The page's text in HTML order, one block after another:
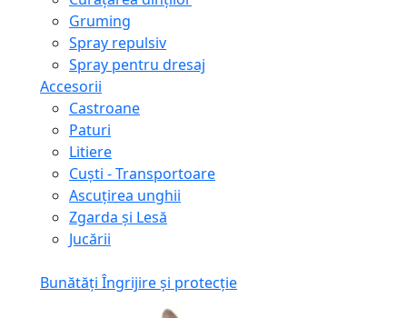
Gruming
Spray repulsiv
Spray pentru dresaj
Accesorii
Castroane
Paturi
Litiere
Сuști - Transportoare
Ascuţirea unghii
Zgarda și Lesă
Jucării
Bunătăți Îngrijire și protecție